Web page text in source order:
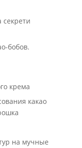
секрети
бобов.
крема
какао
на мучные